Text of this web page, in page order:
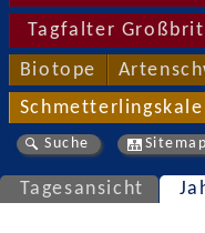
Tagfalter
Biotope
Suche Sitemap
Tagesansicht